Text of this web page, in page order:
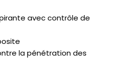
avec contrôle de
la pénétration des